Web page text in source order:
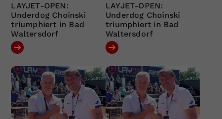
LAYJET-OPEN:
Underdog Choinski
triumphiert in Bad
Waltersdorf
LAYJET-OPEN:
Underdog Choinski
triumphiert in Bad
Waltersdorf